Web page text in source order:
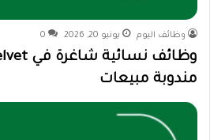
وظائف اليوم يونيو 20, 2026 0
مندوبة مبيعات